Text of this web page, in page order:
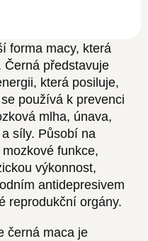
forma macy, která
představuje
která posiluje,
používá k prevenci
mlha, únava,
síly. Působí na
funkce,
výkonnost,
antidepresivem
reprodukční orgány.
černá maca je